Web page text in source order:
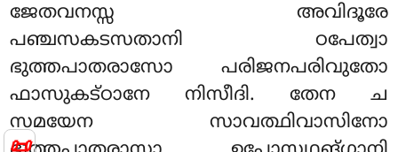
📜
ജേതവനസ്സ അവിദൂരേ
പഞ്ചസകടസതാനി ഠപേത്വാ
ഭുത്തപാതരാസോ പരിജനപരിവുതോ
ഫാസുകട്ഠാനേ നിസീദി. തേന ച
സമയേന സാവത്ഥിവാസിനോ